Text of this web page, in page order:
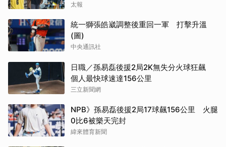
太報
統一獅張皓崴調整後重回一軍 打擊升溫
(圖)
中央通訊社
日職／孫易磊後援2局2K無失分火球狂飆
個人最快球速達156公里
三立新聞網
NPB》孫易磊後援2局17球飆156公里 火腿
0比6被樂天完封
緯來體育新聞